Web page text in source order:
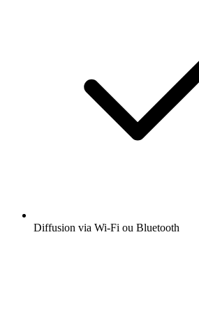
Diffusion via Wi-Fi ou Bluetooth